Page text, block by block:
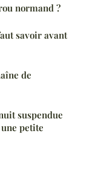
normand ?
savoir avant
de
suspendue
petite